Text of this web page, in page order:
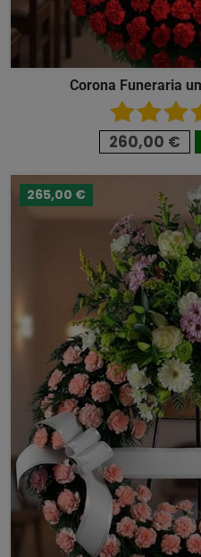
Corona Funeraria
260,00 €
265,00 €